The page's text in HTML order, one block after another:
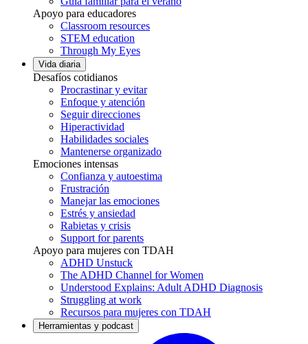
Apoyo para educadores
Classroom resources
STEM education
Through My Eyes
Vida diaria
Desafíos cotidianos
Procrastinar y evitar
Enfoque y atención
Seguir direcciones
Hiperactividad
Habilidades sociales
Mantenerse organizado
Emociones intensas
Confianza y autoestima
Frustración
Manejar las emociones
Estrés y ansiedad
Rabietas y crisis
Support for parents
Apoyo para mujeres con TDAH
ADHD Unstuck
The ADHD Channel for Women
Understood Explains: Adult ADHD Diagnosis
Struggling at work
Recursos para mujeres con TDAH
Herramientas y podcast